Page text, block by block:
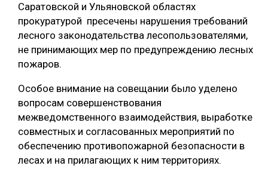
Саратовской и Ульяновской областях
прокуратурой пресечены нарушения требований
лесного законодательства лесопользователями,
не принимающих мер по предупреждению лесных
пожаров.
Особое внимание на совещании было уделено
вопросам совершенствования
межведомственного взаимодействия, выработке
совместных и согласованных мероприятий по
обеспечению противопожарной безопасности в
лесах и на прилагающих к ним территориях.